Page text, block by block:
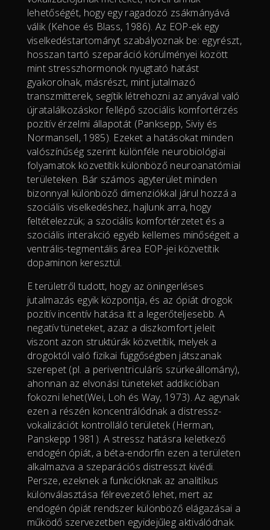
lehetőségét, hogy egy ragadozó zsákmányává
válik (Kehoe és Blass, 1986). Az EOP-ek egy
viselkedéstartományt szabályoznak be: egyrészt,
hosszan tartó szeparáció körülményei között
mint stresszhormonok nyugtató hatást
gyakorolnak, másrészt, mint jutalmazó
transzmitterek, segítik létrehozni az anyával való
újratalálkozáskor fellépő szociális komfortérzés
pozitív érzelmi állapotát (Panksepp, Siviy és
Normansell, 1985). Ezeket a hatásokat minden
valószínűség szerint különféle neurobiológiai
folyamatok közvetítik különböző neuroanatómiai
területeken. Bár számos agyterület minden
bizonnyal különböző dimenziókkal járul hozzá a
szociális viselkedéshez, hajlunk arra, hogy
feltételezzük; a szociális komfortérzetet és a
szociális interakció egyéb kellemes minőségeit a
ventrális-tegmentális área EOP-jei közvetítik
dopaminon keresztül.
E területről tudott, hogy az öningerléses
jutalmazás egyik központja, és az ópiát drogok
pozitív incentív hatása itt a legerőteljesebb. A
negatív tüneteket, azaz a diszkomfort jeleit
viszont azon struktúrák közvetítik, melyek a
drogoktól való fizikai függőségben játszanak
szerepet (pl. a periventriculárís szürkeállomány),
ahonnan az elvonási tüneteket addikcióban
fokozni lehet(Wei, Loh és Way, 1973). Az agynak
ezen a részén koncentrálódnak a distressz-
vokalizációt kontrolláló területek (Herman,
Panskepp 1981). A stressz hatásra keletkező
endogén ópiát, a béta-endorfin ezen a területen
alkalmazva a szeparációs distresszt kivédi.
Persze, ezeknek a funkcióknak az analitikus
különválasztása félrevezető lehet, mert az
endogén ópiát rendszer különböző elágazásai a
működő szervezetben egyidejűleg aktiválódnak.